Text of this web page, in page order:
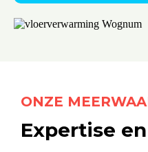
ONZE
Expertise